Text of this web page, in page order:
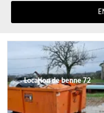
Location de benne 72